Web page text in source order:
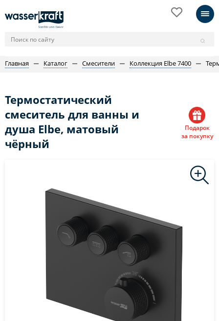
Главная Каталог Смесители Коллекция Elbe 7400
Термостатический
смеситель для ванны и
душа Elbe, матовый
чёрный
Подарок
за покупку